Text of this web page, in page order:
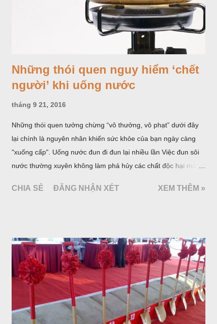
Những thói quen nguy hiểm ‘chết
người’ khi uống nước
tháng 9 21, 2016
Những thói quen tưởng chừng “vô thưởng, vô phạt” dưới đây
lại chính là nguyên nhân khiến sức khỏe của bạn ngày càng
"xuống cấp". Uống nước đun đi đun lại nhiều lần Việc đun sôi
nước thường xuyên không làm phá hủy các chất độc hại mà
sức khoẻ sẽ xảy ra. Trong nước thông thường có chứa hàm
trong nước sẽ tăng lên. Uống nước đun đi đun lại nhiều lần là
một trong những thói quen cần loại bỏ Chẳng hạn như canxi,
gây ra sự hình thành của sỏi trong cơ thể, trở thành có hại,
nếu nước đó được tiêu thụ thường xuyên. Ngoài ra việc đun lại
nước thường xuyên còn làm tăng một số chất độc hại như:
Thạch tín, Nitrat, Flo. Như vậy, chúng ta không nên uống nước
CHIA SẺ ĐĂNG NHẬN XÉT XEM THÊM »